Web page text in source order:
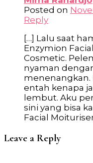
Posted on
Reply
[…] Lalu saat
Enzymion
Cosmetic.
nyaman
menenangkan.
entah kenapa
lembut. Aku
sini yang bisa
Facial
Leave a Reply